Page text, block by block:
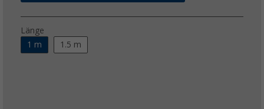
Länge
1 m
1.5 m